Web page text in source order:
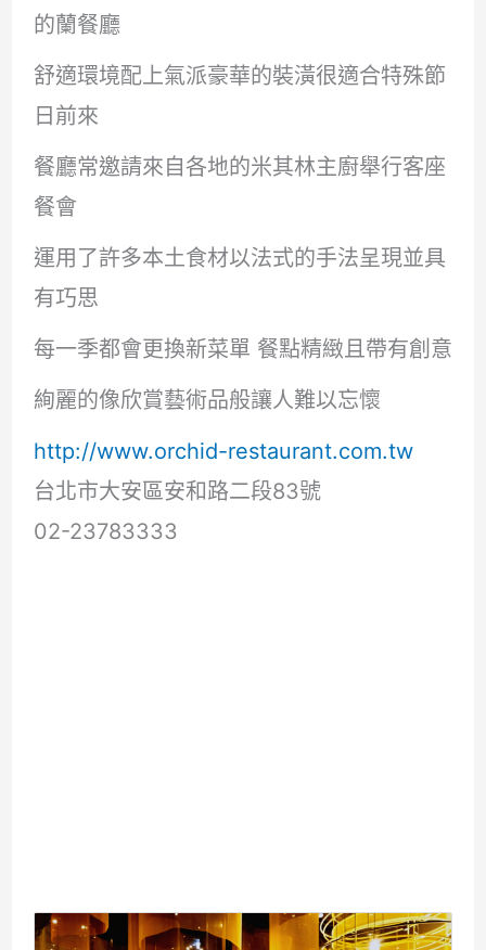
的蘭餐廳
舒適環境配上氣派豪華的裝潢很適合特殊節
日前來
餐廳常邀請來自各地的米其林主廚舉行客座
餐會
運用了許多本土食材以法式的手法呈現並具
有巧思
每一季都會更換新菜單 餐點精緻且帶有創意
絢麗的像欣賞藝術品般讓人難以忘懷
http://www.orchid-restaurant.com.tw
台北市大安區安和路二段83號
02-23783333